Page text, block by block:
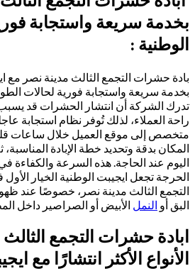
بخدمة سريعة واستجابة
الوطنية :
بادة حشرات التجمع الثالث مدينة نصر مع
بخدمة سريعة واستجابة فورية لحالات
تدرك الشركة أن انتشار الحشرات قد يسبب
راحة العملاء، لذلك تُوفر نظام استجابة
متخصص إلى موقع العميل خلال ساعات
المكان بدقة وتحديد خطة الإبادة
اليوم عند الحاجة. هذه السرعة والكفاءة
الحرجة تجعل ايجيبت الوطنية الخيار
التجمع الثالث مدينة نصر، خصوصًا عند
البق أو النمل الأبيض أو الصراصير داخل
ابادة حشرات التجمع
الأنواع الأكثر انتشارًا مع